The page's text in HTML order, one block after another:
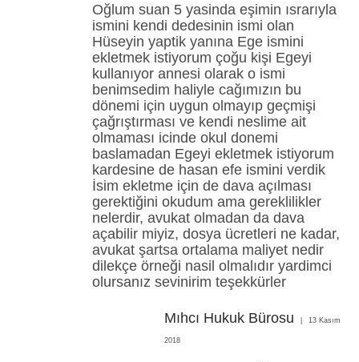
Oğlum suan 5 yasinda eşimin ısrarıyla
ismini kendi dedesinin ismi olan
Hüseyin yaptik yanına Ege ismini
ekletmek istiyorum çoğu kişi Egeyi
kullanıyor annesi olarak o ismi
benimsedim haliyle cağımızın bu
dönemi için uygun olmayıp geçmişi
çağrıştırması ve kendi neslime ait
olmaması icinde okul donemi
baslamadan Egeyi ekletmek istiyorum
kardesine de hasan efe ismini verdik
İsim ekletme için de dava açılması
gerektiğini okudum ama gereklilikler
nelerdir, avukat olmadan da dava
açabilir miyiz, dosya ücretleri ne kadar,
avukat şartsa ortalama maliyet nedir
dilekçe örneği nasil olmalıdır yardimci
olursanız sevinirim teşekkürler
Mıhcı Hukuk Bürosu 13 Kasım
2018